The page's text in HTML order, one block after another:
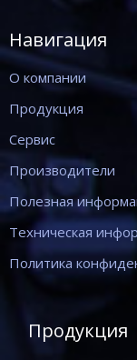
Навигация
О компании
Продукция
Сервис
Производители
Полезная
Техническая
Политика
Продукция